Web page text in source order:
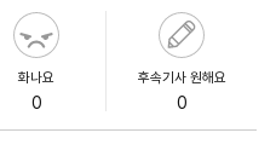
화나요
0
후속기사 원해요
0